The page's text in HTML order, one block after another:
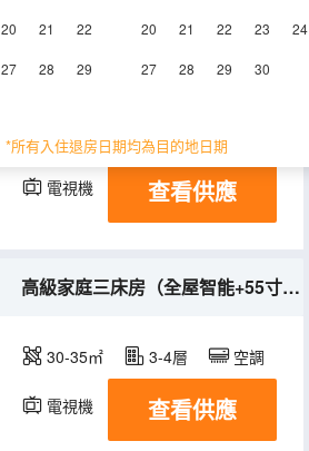
20 21 22
27 28 29
20 21 22 23 24
27 28 29 30
*所有入住退房日期均為目的地日期
32㎡ 3-4層 空調
電視機 查看供應
高級家庭三床房（全屋智能+55寸投屏電視）
30-35㎡ 3-4層 空調
電視機 查看供應